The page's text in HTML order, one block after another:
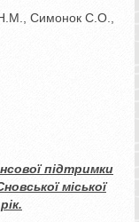
Симонок С.О.,
підтримки
міської